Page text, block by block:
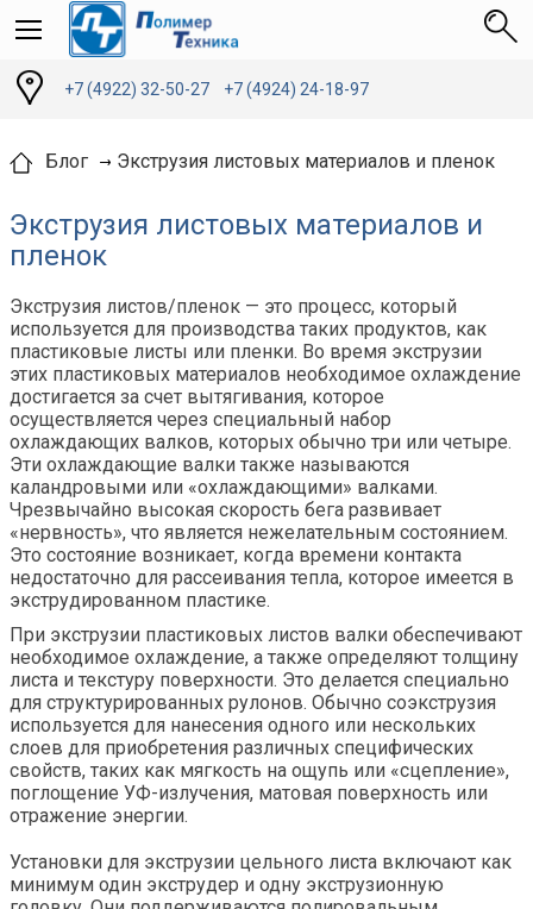
+7 (4922) 32-50-27 +7 (4924) 24-18-97
Блог Экструзия листовых материалов и пленок
Экструзия листовых материалов и
пленок
Экструзия листов/пленок — это процесс, который
используется для производства таких продуктов, как
пластиковые листы или пленки. Во время экструзии
этих пластиковых материалов необходимое охлаждение
достигается за счет вытягивания, которое
осуществляется через специальный набор
охлаждающих валков, которых обычно три или четыре.
Эти охлаждающие валки также называются
каландровыми или «охлаждающими» валками.
Чрезвычайно высокая скорость бега развивает
«нервность», что является нежелательным состоянием.
Это состояние возникает, когда времени контакта
недостаточно для рассеивания тепла, которое имеется в
экструдированном пластике.
При экструзии пластиковых листов валки обеспечивают
необходимое охлаждение, а также определяют толщину
листа и текстуру поверхности. Это делается специально
для структурированных рулонов. Обычно соэкструзия
используется для нанесения одного или нескольких
слоев для приобретения различных специфических
свойств, таких как мягкость на ощупь или «сцепление»,
поглощение УФ-излучения, матовая поверхность или
отражение энергии.
Установки для экструзии цельного листа включают как
минимум один экструдер и одну экструзионную